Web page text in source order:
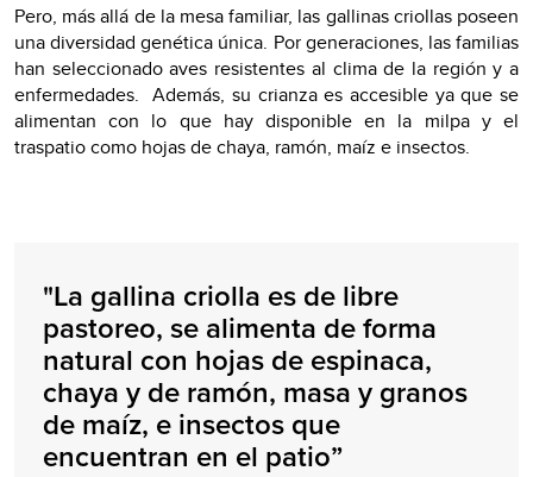
Pero, más allá de la mesa familiar, las gallinas criollas poseen
una diversidad genética única. Por generaciones, las familias
han seleccionado aves resistentes al clima de la región y a
enfermedades. Además, su crianza es accesible ya que se
alimentan con lo que hay disponible en la milpa y el
traspatio como hojas de chaya, ramón, maíz e insectos.
"La gallina criolla es de libre
pastoreo, se alimenta de forma
natural con hojas de espinaca,
chaya y de ramón, masa y granos
de maíz, e insectos que
encuentran en el patio”